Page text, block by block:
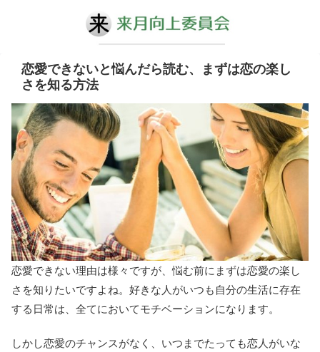
恋愛できないと悩んだら読む、まずは恋の楽し
さを知る方法
恋愛できない理由は様々ですが、悩む前にまずは恋愛の楽し
さを知りたいですよね。好きな人がいつも自分の生活に存在
する日常は、全てにおいてモチベーションになります。
しかし恋愛のチャンスがなく、いつまでたっても恋人がいな